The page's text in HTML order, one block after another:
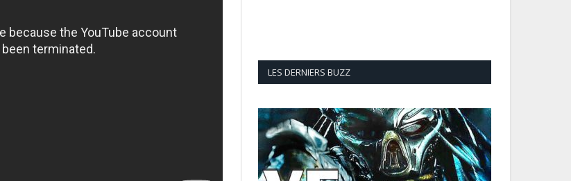
LES DERNIERS BUZZ